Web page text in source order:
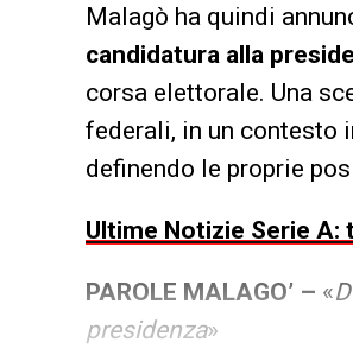
Malagò ha quindi
candidatura alla
corsa elettorale. Una
federali, in un contesto
definendo le proprie
Ultime Notizie Serie
PAROLE MALAGO’ – «
presidenza»